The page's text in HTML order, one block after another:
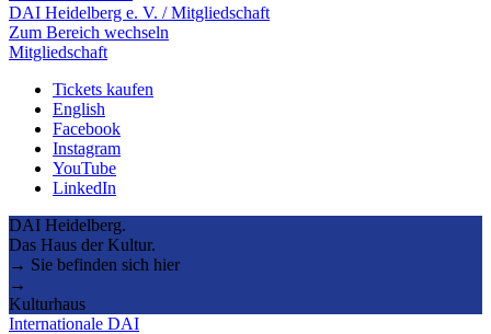
DAI Heidelberg e. V. / Mitgliedschaft
Zum Bereich wechseln
Mitgliedschaft
Tickets kaufen
English
Facebook
Instagram
YouTube
LinkedIn
DAI Heidelberg.
Das Haus der Kultur.
→ Sie befinden sich hier
→
Kulturhaus
Internationale DAI